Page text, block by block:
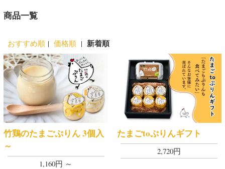
商品一覧
おすすめ順| 価格順| 新着順
竹鶏のたまごぷりん 3個入
～
1,160円 ～
たまごtoぷりんギフト
2,720円